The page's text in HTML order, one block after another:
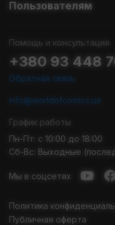
Пользователям
Помощь и консультация
+380 93 448
Обратная связь
info@worldofcomics.ua
График работы
Пн-Пт: с 10:00 до 18:00
Сб-Вс: Выходные
Мы в соцсетях
Политика
Публичная оферта